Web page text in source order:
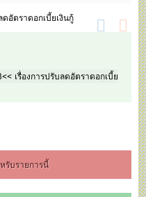
อัตราดอกเบี้ยเงินกู้
เรื่องการปรับลดอัตราดอกเบี้ย
รับรายการนี้